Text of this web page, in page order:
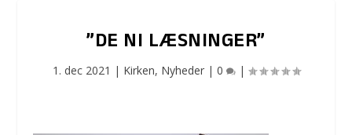
”DE NI LÆSNINGER”
1. dec 2021 | Kirken, Nyheder| 0 |